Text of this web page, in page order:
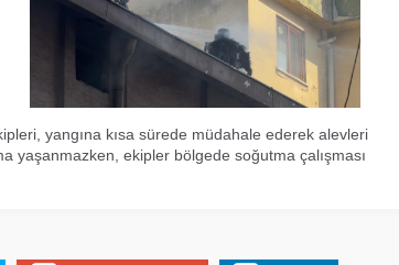
yangına kısa sürede müdahale ederek alevleri
yaşanmazken, ekipler bölgede soğutma çalışması